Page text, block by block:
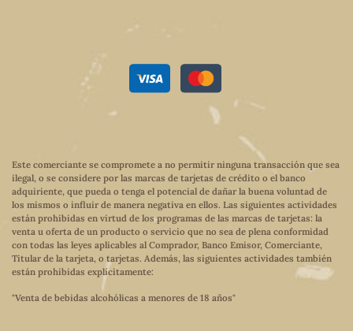
Este comerciante se compromete a no permitir ninguna transacción que sea
ilegal, o se considere por las marcas de tarjetas de crédito o el banco
adquiriente, que pueda o tenga el potencial de dañar la buena voluntad de
los mismos o influir de manera negativa en ellos. Las siguientes actividades
están prohibidas en virtud de los programas de las marcas de tarjetas: la
venta u oferta de un producto o servicio que no sea de plena conformidad
con todas las leyes aplicables al Comprador, Banco Emisor, Comerciante,
Titular de la tarjeta, o tarjetas. Además, las siguientes actividades también
están prohibidas explícitamente:
"Venta de bebidas alcohólicas a menores de 18 años"